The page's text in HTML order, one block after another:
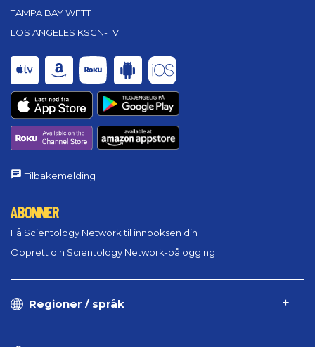
TAMPA BAY WFTT
LOS ANGELES KSCN-TV
Tilbakemelding
ABONNER
Få Scientology Network til innboksen din
Opprett din Scientology Network-pålogging
Regioner / språk